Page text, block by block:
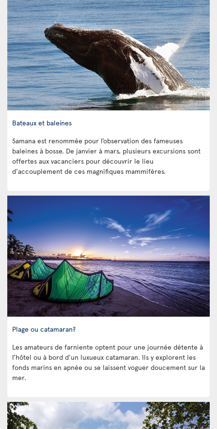
Bateaux et baleines
Samana est renommée pour l’observation des fameuses
baleines à bosse. De janvier à mars, plusieurs excursions sont
offertes aux vacanciers pour découvrir le lieu
d’accouplement de ces magnifiques mammifères.
Plage ou catamaran?
Les amateurs de farniente optent pour une journée détente à
l’hôtel ou à bord d’un luxueux catamaran. Ils y explorent les
fonds marins en apnée ou se laissent voguer doucement sur la
mer.